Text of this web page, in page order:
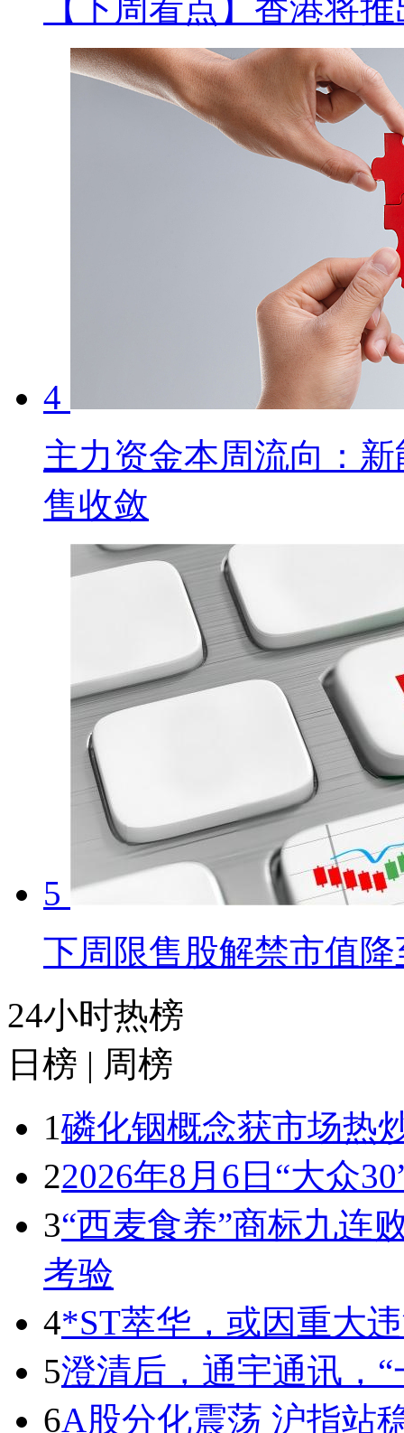
【下周看点】香港将
4
主力资金本周流向：
售收敛
5
下周限售股解禁市值降
24小时热榜
日榜 | 周榜
1磷化铟概念获市场热
22026年8月6日“大众
3“西麦食养”商标九连
考验
4*ST萃华，或因重大
5澄清后，通宇通讯，
6A股分化震荡 沪指站